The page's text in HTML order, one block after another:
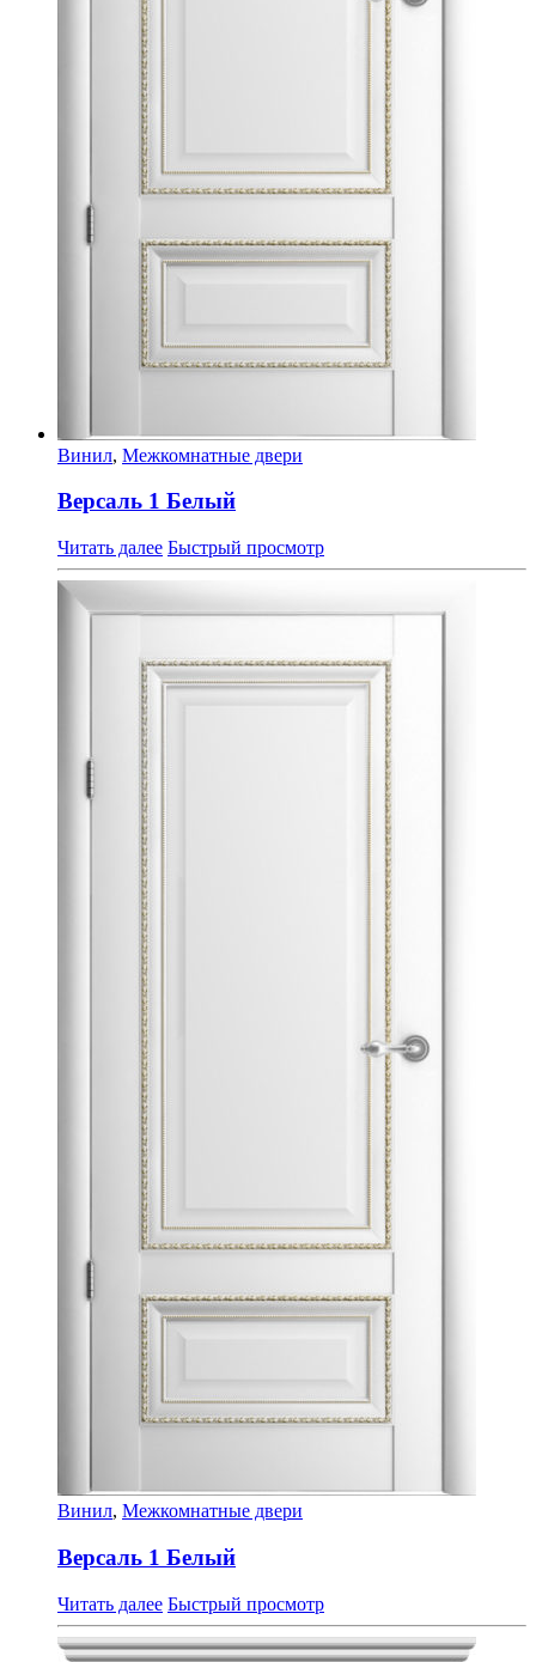
Винил, Межкомнатные двери
Версаль 1 Белый
Читать далее Быстрый просмотр
Винил, Межкомнатные двери
Версаль 1 Белый
Читать далее Быстрый просмотр